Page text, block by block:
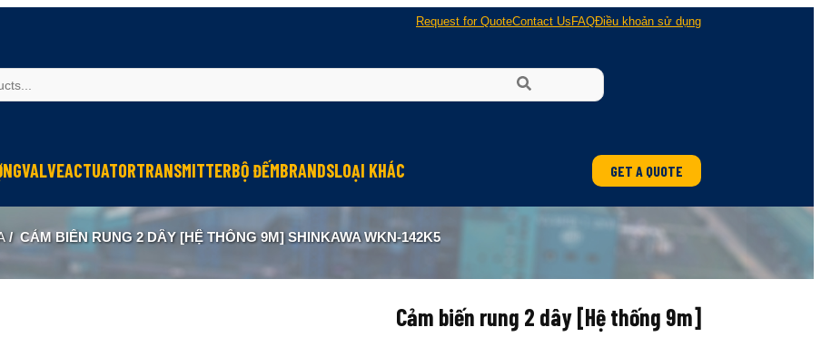
Request for QuoteContact Us FAQĐiều khoản sử dụng
VALVEACTUATORTRANSMITTERBỘ ĐẾMBRANDS
Oriental Motor
KGN
LOẠI KHÁC
Đèn phòng nổ
GET A QUOTE
/ CẢM BIẾN RUNG 2 DÂY [HỆ THỐNG 9M] SHINKAWA WKN-142K5
Cảm biến rung 2 dây [Hệ thống 9m]